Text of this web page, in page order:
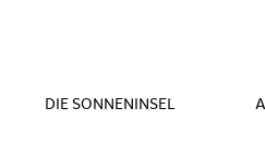
DIE SONNENINSEL